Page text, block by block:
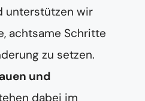
unterstützen wir
achtsame Schritte
zu setzen.
und
dabei im